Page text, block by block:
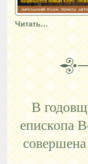
Читать…
В
епископа